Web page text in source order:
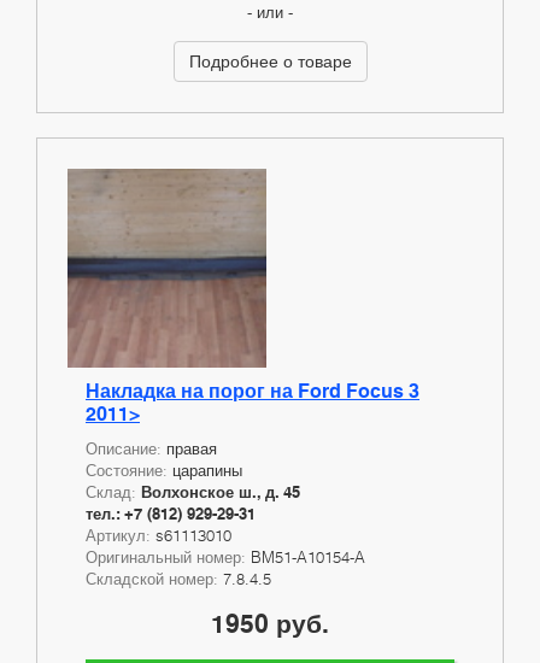
- или -
Подробнее о товаре
Накладка на порог на Ford Focus 3
2011>
Описание: правая
Состояние: царапины
Склад: Волхонское ш., д. 45
тел.: +7 (812) 929-29-31
Артикул: s61113010
Оригинальный номер: BM51-A10154-A
Складской номер: 7.8.4.5
1950 руб.